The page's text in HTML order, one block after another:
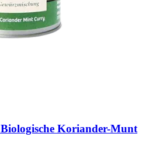
Biologische Koriander-​Munt